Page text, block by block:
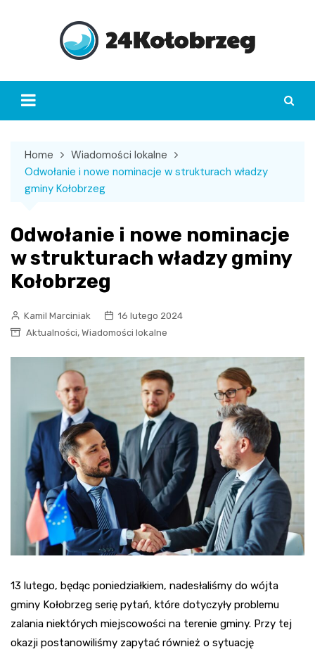
Home
Wiadomości lokalne
Odwołanie i nowe nominacje w strukturach władzy
gminy Kołobrzeg
Odwołanie i nowe nominacje
w strukturach władzy gminy
Kołobrzeg
Kamil Marciniak
16 lutego 2024
Aktualności, Wiadomości lokalne
13 lutego, będąc poniedziałkiem, nadesłaliśmy do wójta
gminy Kołobrzeg serię pytań, które dotyczyły problemu
zalania niektórych miejscowości na terenie gminy. Przy tej
okazji postanowiliśmy zapytać również o sytuację